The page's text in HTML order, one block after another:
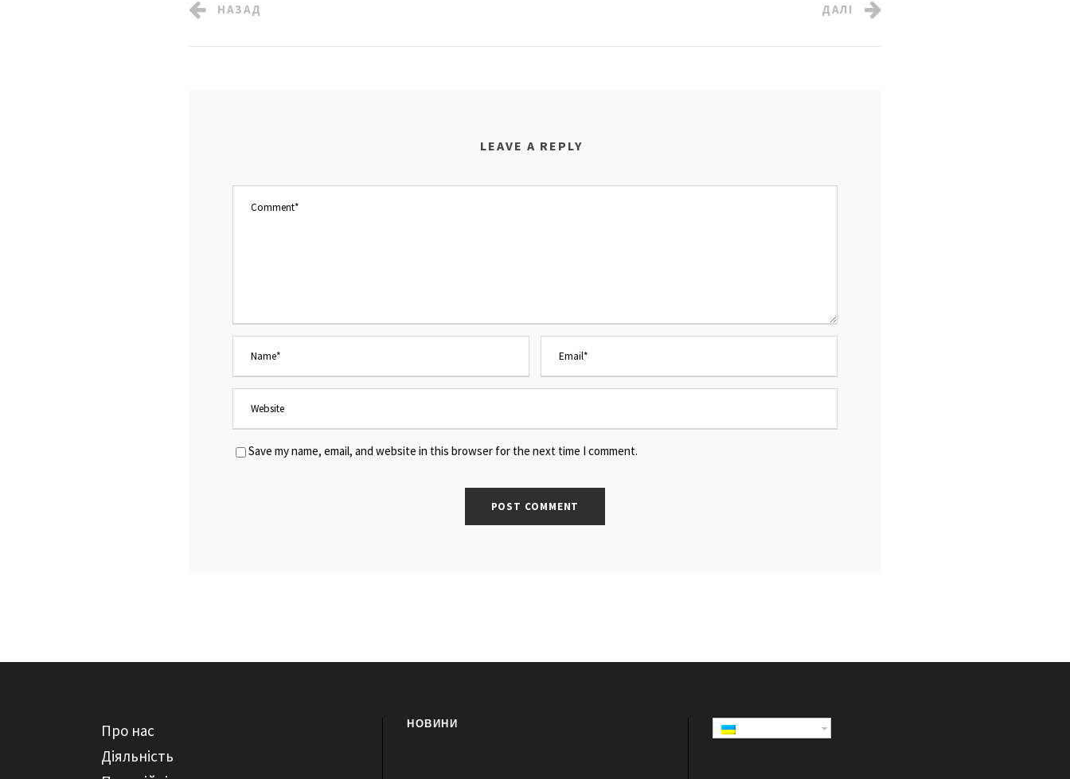
НАЗАД ДАЛІ
LEAVE A REPLY
Save my name, email, and website in this browser for the next time I comment.
Про нас
Діяльність
НОВИНИ